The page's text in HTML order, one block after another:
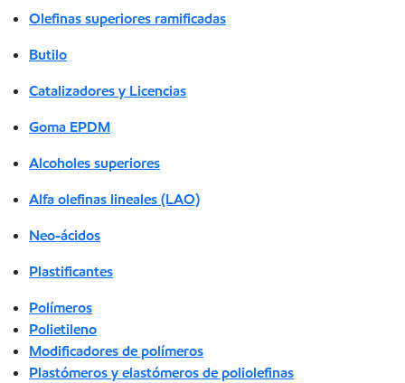
Olefinas superiores ramificadas
Butilo
Catalizadores y Licencias
Goma EPDM
Alcoholes superiores
Alfa olefinas lineales (LAO)
Neo-ácidos
Plastificantes
Polímeros
Polietileno
Modificadores de polímeros
Plastómeros y elastómeros de poliolefinas